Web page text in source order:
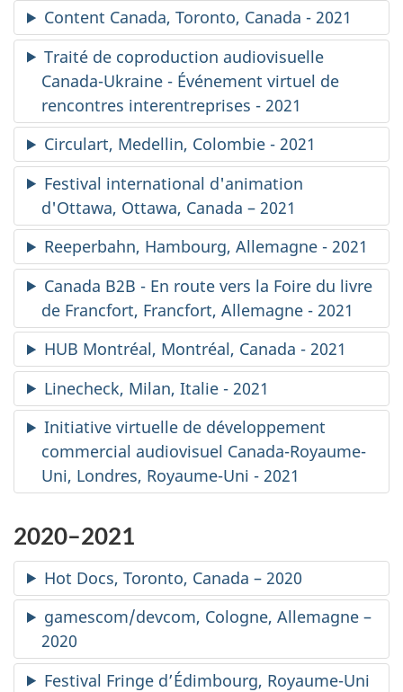
Content Canada, Toronto, Canada - 2021
Traité de coproduction audiovisuelle
Canada-Ukraine - Événement virtuel de
rencontres interentreprises - 2021
Circulart, Medellin, Colombie - 2021
Festival international d'animation
d'Ottawa, Ottawa, Canada – 2021
Reeperbahn, Hambourg, Allemagne - 2021
Canada B2B - En route vers la Foire du livre
de Francfort, Francfort, Allemagne - 2021
HUB Montréal, Montréal, Canada - 2021
Linecheck, Milan, Italie - 2021
Initiative virtuelle de développement
commercial audiovisuel Canada-Royaume-
Uni, Londres, Royaume-Uni - 2021
2020–2021
Hot Docs, Toronto, Canada – 2020
gamescom/devcom, Cologne, Allemagne –
2020
Festival Fringe d’Édimbourg, Royaume-Uni